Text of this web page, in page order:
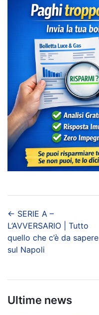
← SERIE A –
L’AVVERSARIO | Tutto
quello che c’è da sapere
sul Napoli
Ultime news